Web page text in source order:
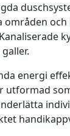
områden
energi
utformad